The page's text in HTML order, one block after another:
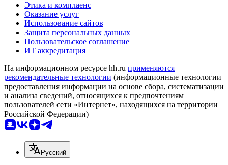
Этика и комплаенс
Оказание услуг
Использование сайтов
Защита персональных данных
Пользовательское соглашение
ИТ аккредитация
На информационном ресурсе hh.ru применяются
рекомендательные технологии (информационные технологии
предоставления информации на основе сбора, систематизации
и анализа сведений, относящихся к предпочтениям
пользователей сети «Интернет», находящихся на территории
Российской Федерации)
Русский